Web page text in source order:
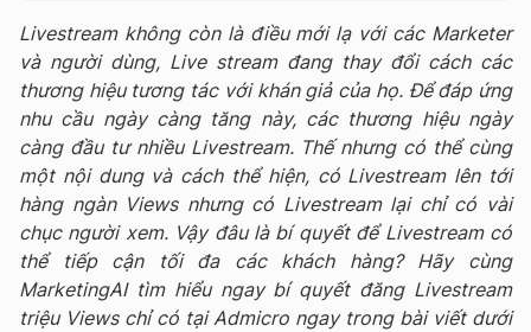
Livestream không còn là điều mới lạ với các Marketer
và người dùng, Live stream đang thay đổi cách các
thương hiệu tương tác với khán giả của họ. Để đáp ứng
nhu cầu ngày càng tăng này, các thương hiệu ngày
càng đầu tư nhiều Livestream. Thế nhưng có thể cùng
một nội dung và cách thể hiện, có Livestream lên tới
hàng ngàn Views nhưng có Livestream lại chỉ có vài
chục người xem. Vậy đâu là bí quyết để Livestream có
thể tiếp cận tối đa các khách hàng? Hãy cùng
MarketingAI tìm hiểu ngay bí quyết đăng Livestream
triệu Views chỉ có tại Admicro ngay trong bài viết dưới